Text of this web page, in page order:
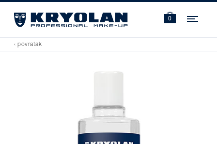
0
‹ povratak